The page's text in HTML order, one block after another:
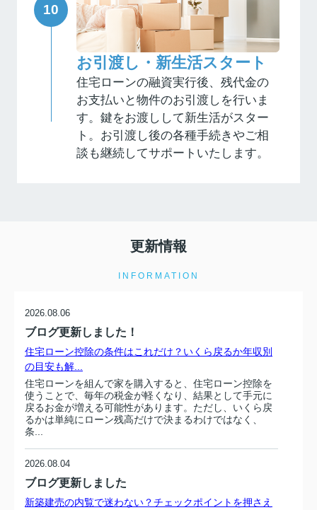
お引渡し・新生活スタート
住宅ローンの融資実行後、残代金の
お支払いと物件のお引渡しを行いま
す。鍵をお渡しして新生活がスター
ト。お引渡し後の各種手続きやご相
談も継続してサポートいたします。
更新情報
INFORMATION
2026.08.06
ブログ更新しました！
住宅ローン控除の条件はこれだけ？いくら戻るか年収別
の目安も解...
住宅ローンを組んで家を購入すると、住宅ローン控除を
使うことで、毎年の税金が軽くなり、結果として手元に
戻るお金が増える可能性があります。ただし、いくら戻
るかは単純にローン残高だけで決まるわけではなく、
条...
2026.08.04
ブログ更新しました
新築建売の内覧で迷わない？チェックポイントを押さえ